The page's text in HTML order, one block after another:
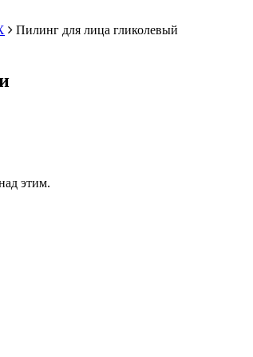
Пилинг для лица гликолевый
этим.